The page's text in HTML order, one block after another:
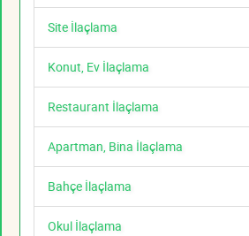
Site İlaçlama
Konut, Ev İlaçlama
Restaurant İlaçlama
Apartman, Bina İlaçlama
Bahçe İlaçlama
Okul İlaçlama